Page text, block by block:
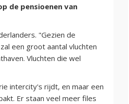
de pensioenen van
"Gezien de
een groot aantal vluchten
Vluchten die wel
intercity's rijdt, en maar een
Er staan veel meer files